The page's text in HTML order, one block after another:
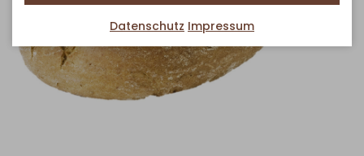
Datenschutz Impressum